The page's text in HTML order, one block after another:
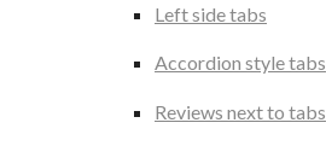
Left side tabs
Accordion style tabs
Reviews next to tabs